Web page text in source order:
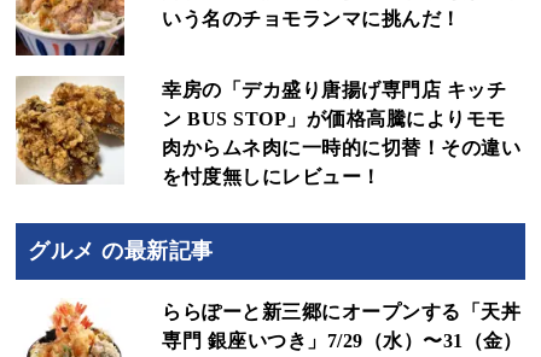
いう名のチョモランマに挑んだ！
幸房の「デカ盛り唐揚げ専門店 キッチ
ン BUS STOP」が価格高騰によりモモ
肉からムネ肉に一時的に切替！その違い
を忖度無しにレビュー！
グルメ の最新記事
ららぽーと新三郷にオープンする「天丼
専門 銀座いつき」7/29（水）〜31（金）